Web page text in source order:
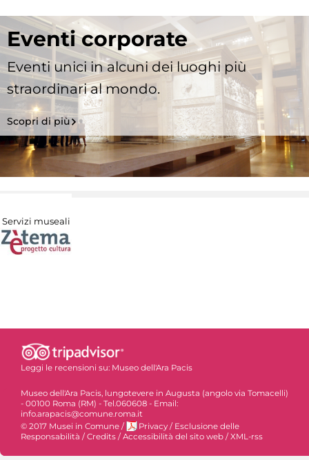
Eventi corporate
Eventi unici in alcuni dei luoghi più
straordinari al mondo.
Scopri di più
Servizi museali
Leggi le recensioni su: Museo dell'Ara Pacis
Museo dell'Ara Pacis, lungotevere in Augusta (angolo via Tomacelli)
- 00100 Roma (RM) - Tel.060608 - Email:
info.arapacis@comune.roma.it
© 2017 Musei in Comune / Privacy / Esclusione delle
Responsabilità / Credits / Accessibilità del sito web / XML-rss